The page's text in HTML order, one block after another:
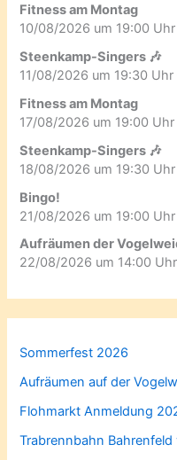
Fitness am Montag
10/08/2026 um 19:00
Steenkamp-Singers 🎶
11/08/2026 um 19:30 Uhr
Fitness am Montag
17/08/2026 um 19:00
Steenkamp-Singers 🎶
18/08/2026 um 19:30 Uhr
Bingo!
21/08/2026 um 19:00
Aufräumen der
22/08/2026 um 14:00
Sommerfest 2026
Aufräumen auf der
Flohmarkt Anmeldung
Trabrennbahn Bahrenfeld